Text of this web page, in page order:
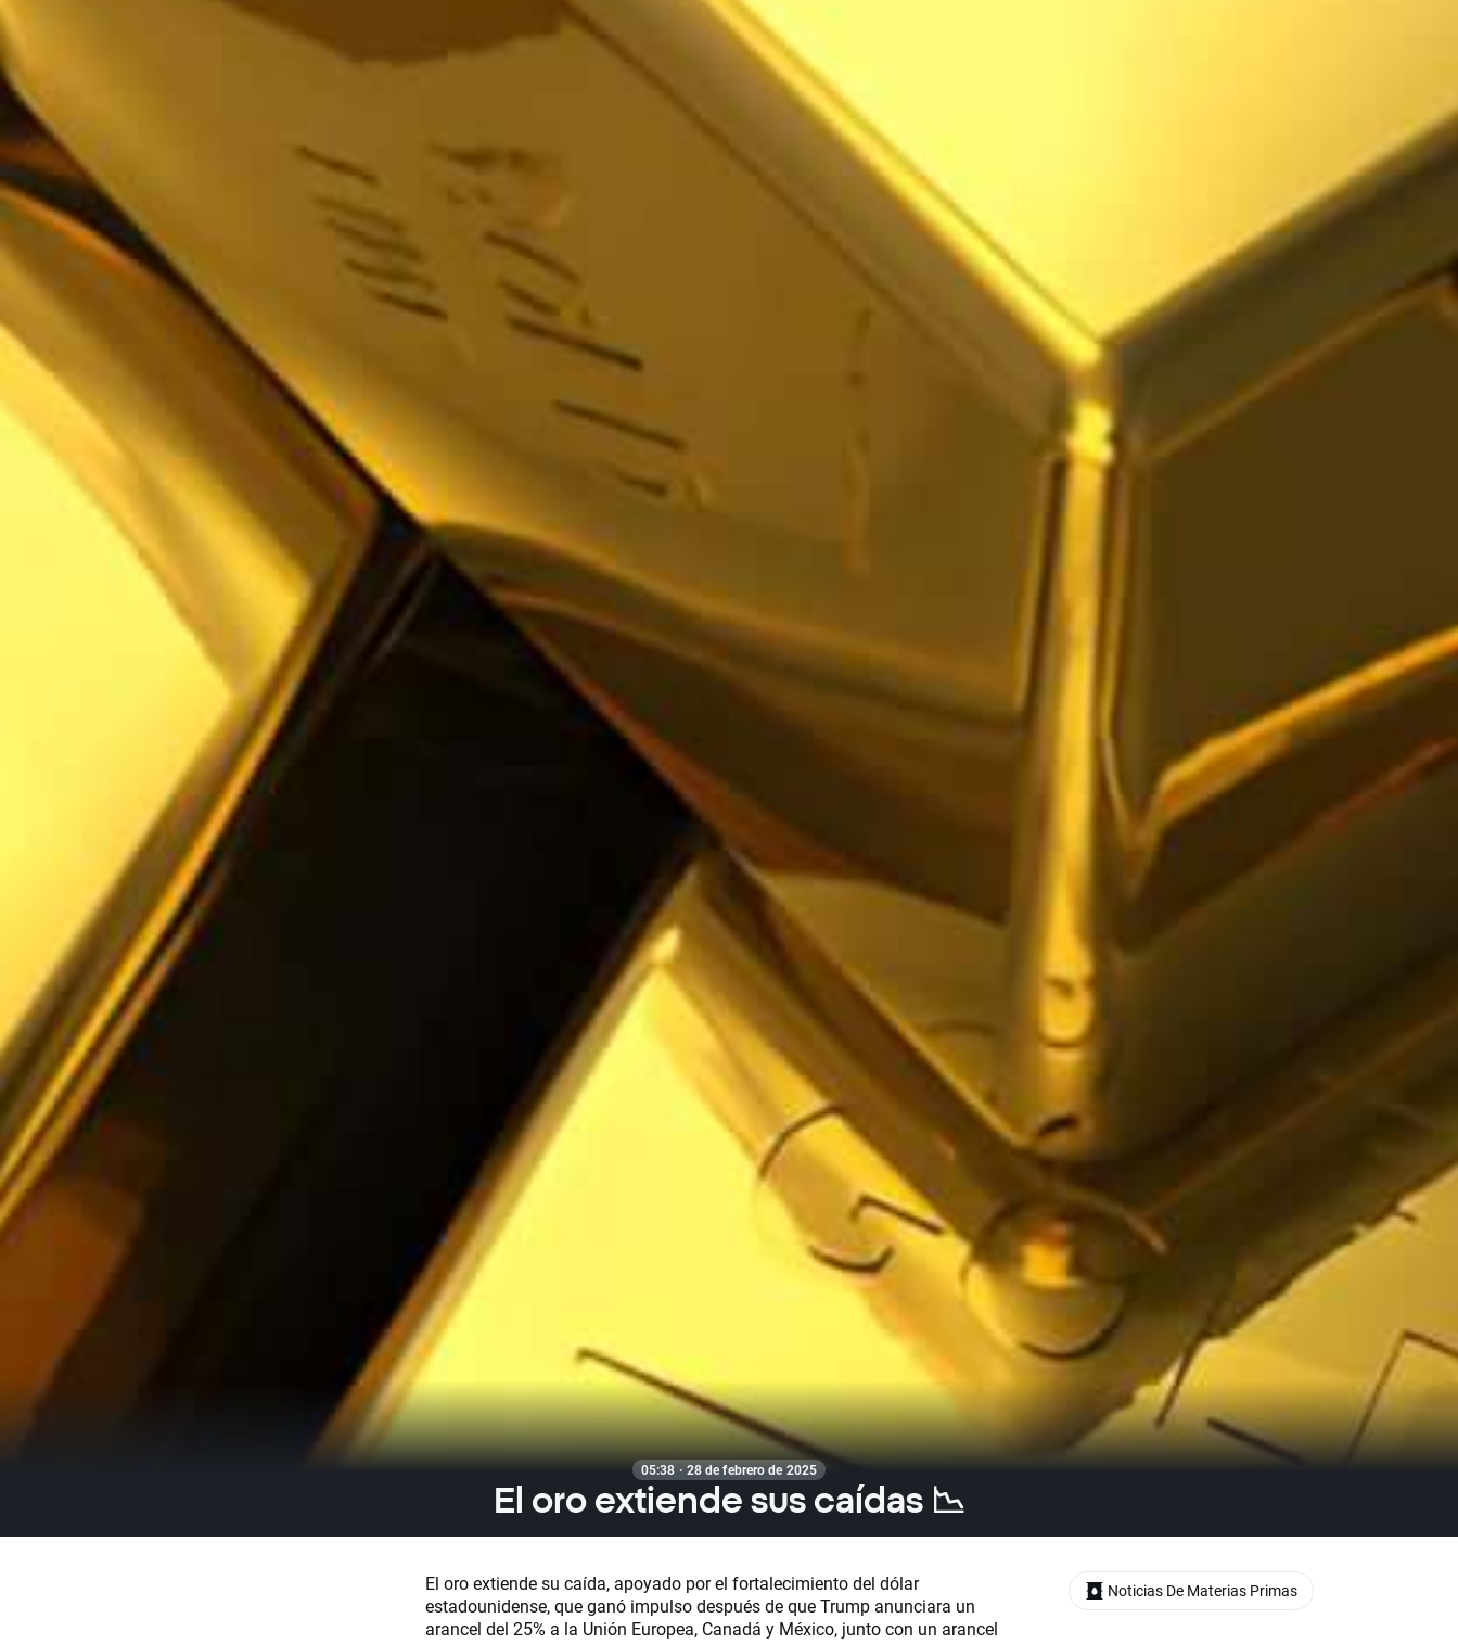
05:38 · 28 de febrero de 2025
El oro extiende sus caídas 📉
El oro extiende su caída, apoyado por el fortalecimiento del dólar
estadounidense, que ganó impulso después de que Trump anunciara un
arancel del 25% a la Unión Europea, Canadá y México, junto con un arancel
Noticias De Materias Primas